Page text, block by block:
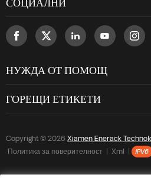
НУЖДА ОТ ПОМОЩ
ГОРЕЩИ ЕТИКЕТИ
Copyright © 2026 Xiamen Enerack
Политика за поверителност
Xml